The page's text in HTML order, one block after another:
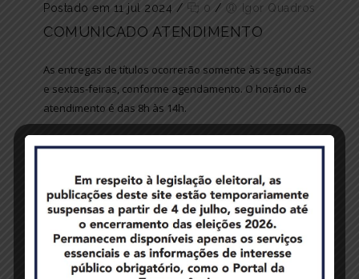
Postado em 11 jul 2024 / 0 / Igor Quadros
COMUNICADO ATENDIMENTO
As entregas de títulos ocorrerão somente às segundas
e sextas-feiras, conforme agendamento. O horário de
atendimento é das 8h às 14h.
atendimento,comunicado,entregadetitulos,
Avisos,Notícias
READ MORE